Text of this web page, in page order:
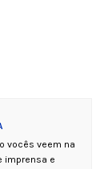
vocês veem na
imprensa e